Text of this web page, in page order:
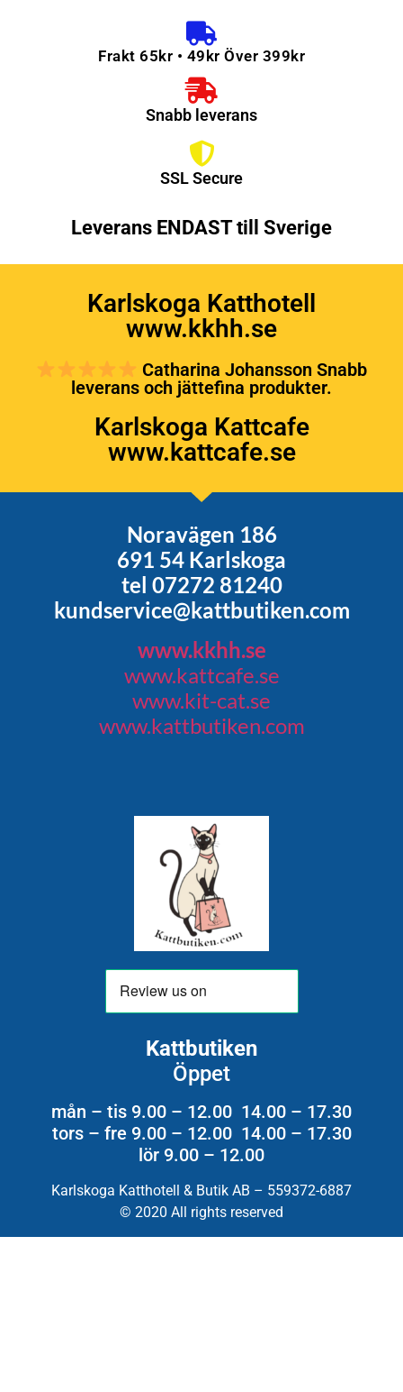
Frakt 65kr • 49kr Över 399kr
Snabb leverans
SSL Secure
Leverans ENDAST till Sverige
Karlskoga Katthotell
www.kkhh.se
Catharina Johansson Snabb
leverans och jättefina produkter.
Karlskoga Kattcafe
www.kattcafe.se
Noravägen 186
691 54 Karlskoga
tel 07272 81240
kundservice@kattbutiken.com
www.kkhh.se
www.kattcafe.se
www.kit-cat.se
www.kattbutiken.com
Kattbutiken
Öppet
mån – tis 9.00 – 12.00 14.00 – 17.30
tors – fre 9.00 – 12.00 14.00 – 17.30
lör 9.00 – 12.00
Karlskoga Katthotell & Butik AB – 559372-6887
© 2020 All rights reserved